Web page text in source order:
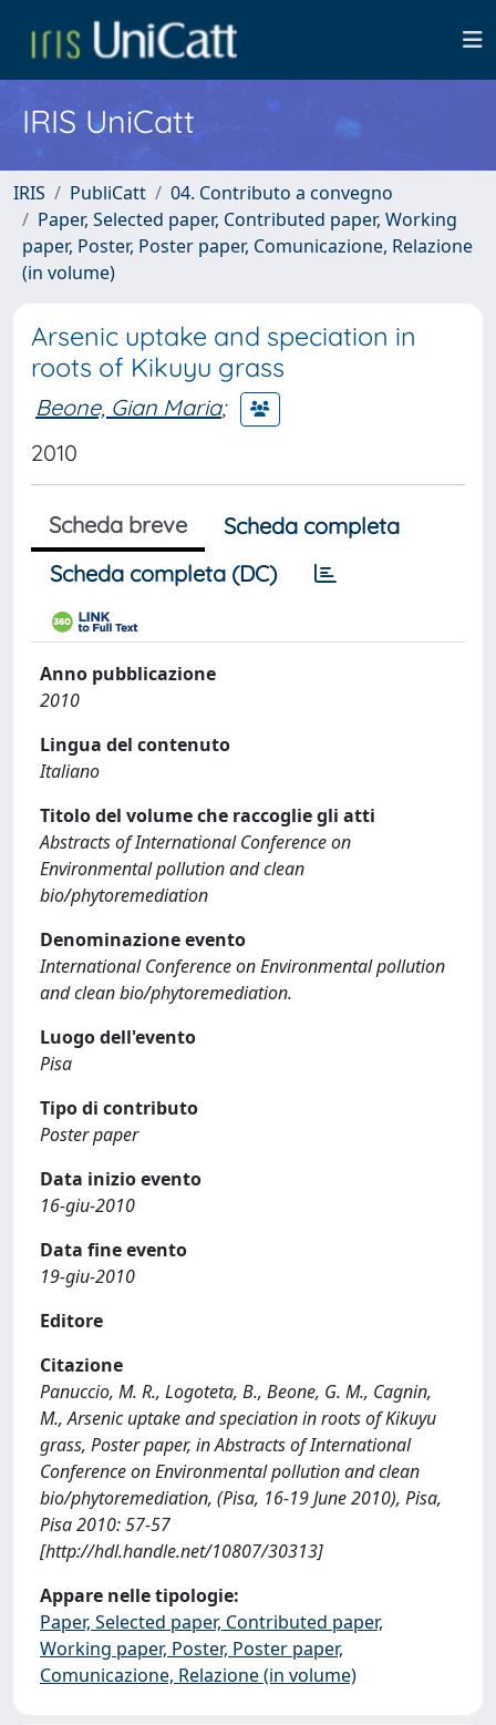
IRIS UniCatt
IRIS PubliCatt
04. Contributo a convegno
Paper, Selected paper, Contributed paper, Working
paper, Poster, Poster paper, Comunicazione, Relazione
(in volume)
Arsenic uptake and speciation in
roots of Kikuyu grass
Beone, Gian Maria;
2010
Scheda breve
Scheda completa
Scheda completa (DC)
Anno pubblicazione
2010
Lingua del contenuto
Italiano
Titolo del volume che raccoglie gli atti
Abstracts of International Conference on
Environmental pollution and clean
bio/phytoremediation
Denominazione evento
International Conference on Environmental pollution
and clean bio/phytoremediation.
Luogo dell'evento
Pisa
Tipo di contributo
Poster paper
Data inizio evento
16-giu-2010
Data fine evento
19-giu-2010
Editore
Citazione
Panuccio, M. R., Logoteta, B., Beone, G. M., Cagnin,
M., Arsenic uptake and speciation in roots of Kikuyu
grass, Poster paper, in Abstracts of International
Conference on Environmental pollution and clean
bio/phytoremediation, (Pisa, 16-19 June 2010), Pisa,
Pisa 2010: 57-57
[http://hdl.handle.net/10807/30313]
Appare nelle tipologie:
Paper, Selected paper, Contributed paper,
Working paper, Poster, Poster paper,
Comunicazione, Relazione (in volume)